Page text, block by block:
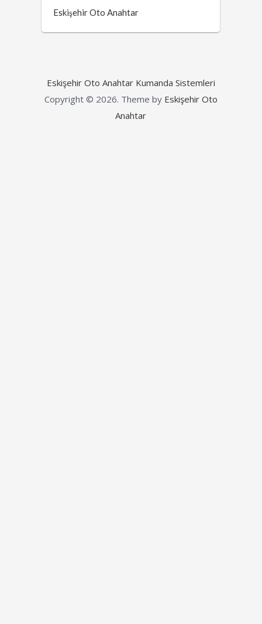
Eskişehir Oto Anahtar
Eskişehir Oto Anahtar Kumanda Sistemleri
Copyright © 2026. Theme by Eskişehir Oto
Anahtar